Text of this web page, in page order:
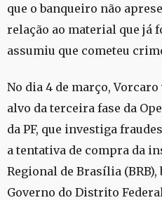
que o banqueiro não
relação ao material que já
assumiu que cometeu
No dia 4 de março,
alvo da terceira fase da
da PF, que investiga
a tentativa de compra da
Regional de Brasília
Governo do Distrito